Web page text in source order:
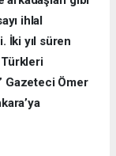
ihlal
İki yıl süren
Türkleri
Gazeteci Ömer